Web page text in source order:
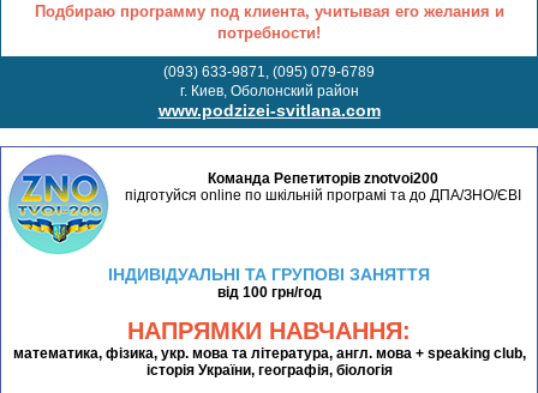
Подбираю программу под клиента, учитывая его желания и
потребности!
(093) 633-9871, (095) 079-6789
г. Киев, Оболонский район
www.podzizei-svitlana.com
Команда Репетиторів znotvoi200
підготуйся online по шкільній програмі та до ДПА/ЗНО/ЄВІ
ІНДИВІДУАЛЬНІ ТА ГРУПОВІ ЗАНЯТТЯ
від 100 грн/год
НАПРЯМКИ НАВЧАННЯ:
математика, фізика, укр. мова та література, англ. мова + speaking club,
історія України, географія, біологія